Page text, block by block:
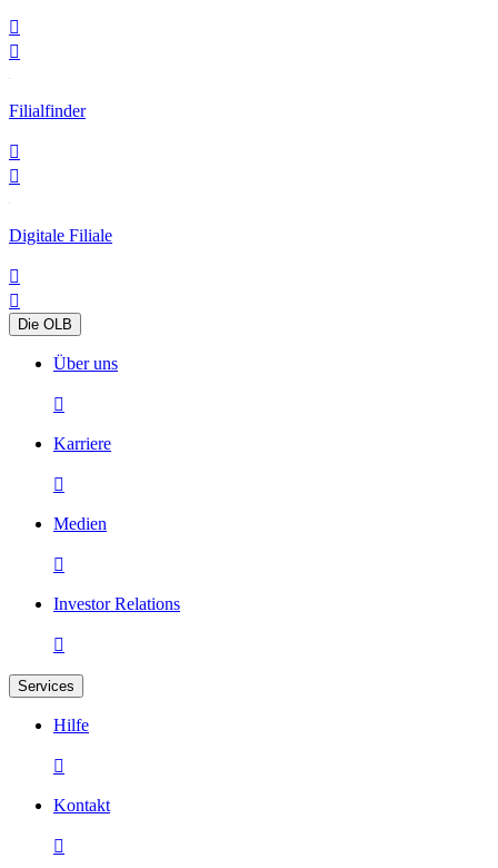


Filialfinder


Digitale Filiale


Die OLB
Über uns

Karriere

Medien

Investor Relations

Services
Hilfe

Kontakt
